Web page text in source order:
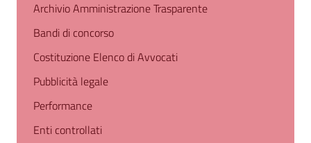
Archivio Amministrazione Trasparente
Bandi di concorso
Costituzione Elenco di Avvocati
Pubblicità legale
Performance
Enti controllati